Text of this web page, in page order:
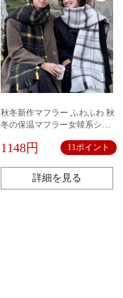
秋冬新作マフラー ふわふわ 秋
冬の保温マフラー女韓系シン
らかで厚手の首巻き男
1148円 11ポイント
詳細を見る